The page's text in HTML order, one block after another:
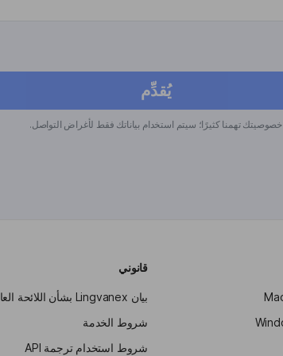
يُقدِّم
خصوصيتك تهمنا كثيرًا؛ سيتم استخدام بياناتك فقط لأغراض التواصل.
قانوني
بيان Lingvanex بشأن اللائحة العامة لحماية البيانات (GDPR)
شروط الخدمة
شروط استخدام ترجمة API